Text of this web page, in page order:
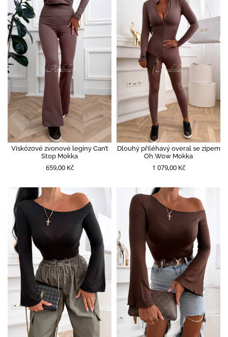
Viskózové zvonové legíny Can’t
Stop Mokka
659,00 Kč
Dlouhý přiléhavý overal se zipem
Oh Wow Mokka
1 079,00 Kč